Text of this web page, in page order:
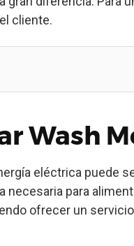
cliente.
Wash
eléctrica puede
para
ofrecer un